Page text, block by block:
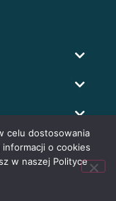
celu dostosowania
o cookies
w naszej Polityce